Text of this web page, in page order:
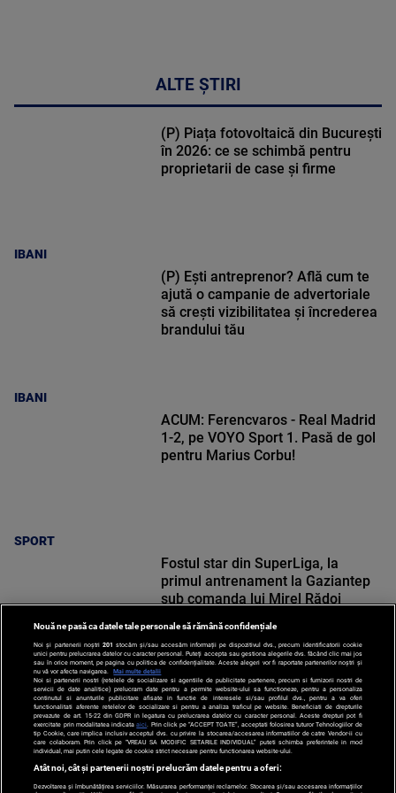
ALTE ȘTIRI
IBANI
(P) Piața fotovoltaică din București
în 2026: ce se schimbă pentru
proprietarii de case și firme
IBANI
(P) Ești antreprenor? Află cum te
ajută o campanie de advertoriale
să crești vizibilitatea și încrederea
brandului tău
SPORT
ACUM: Ferencvaros - Real Madrid
1-2, pe VOYO Sport 1. Pasă de gol
pentru Marius Corbu!
SPORT
Fostul star din SuperLiga, la
primul antrenament la Gaziantep
sub comanda lui Mirel Rădoi
Nouă ne pasă ca datele tale personale să rămână confidențiale
Noi și partenerii noștri 201 stocăm și/sau accesăm informații pe dispozitivul dvs., precum identificatorii cookie
unici pentru prelucrarea datelor cu caracter personal. Puteți accepta sau gestiona alegerile dvs. făcând clic mai jos
sau în orice moment, pe pagina cu politica de confidențialitate. Aceste alegeri vor fi raportate partenerilor noștri și
nu vă vor afecta navigarea.
Mai multe detalii
Noi si partenerii nostri (retelele de socializare si agentiile de publicitate partenere, precum si furnizorii nostri de
servicii de date analitice) prelucram date pentru a permite website-ului sa functioneze, pentru a personaliza
continutul si anunturile publicitare afisate in functie de interesele si/sau profilul dvs., pentru a va oferi
functionalitati aferente retelelor de socializare si pentru a analiza traficul pe website. Beneficiati de drepturile
prevazute de art. 15-22 din GDPR in legatura cu prelucrarea datelor cu caracter personal. Aceste drepturi pot fi
exercitate prin modalitatea indicataaici . Prin click pe “ACCEPT TOATE”, acceptati folosirea tuturor Tehnologiilor de
tip Cookie, care implica inclusiv acceptul dvs. cu privire la stocarea/accesarea informatiilor de catre Vendor-ii cu
care colaboram. Prin click pe “VREAU SA MODIFIC SETARILE INDIVIDUAL” puteti schimba preferintele in mod
individual, mai putin cele legate de cookie strict necesare pentru functionarea website-ului.
Atât noi, cât și partenerii noștri prelucrăm datele pentru a oferi:
Dezvoltarea și îmbunătățirea serviciilor. Măsurarea performanței reclamelor. Stocarea și/sau accesarea informațiilor